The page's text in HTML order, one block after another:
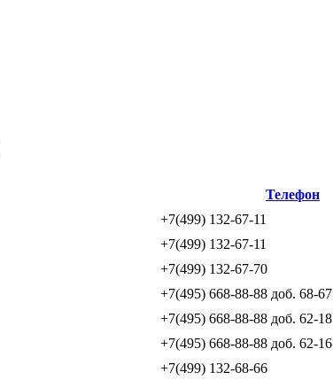
Телефон
+7(499) 132-67-11
+7(499) 132-67-11
+7(499) 132-67-70
+7(495) 668-88-88 доб. 68-67
+7(495) 668-88-88 доб. 62-18
+7(495) 668-88-88 доб. 62-16
+7(499) 132-68-66